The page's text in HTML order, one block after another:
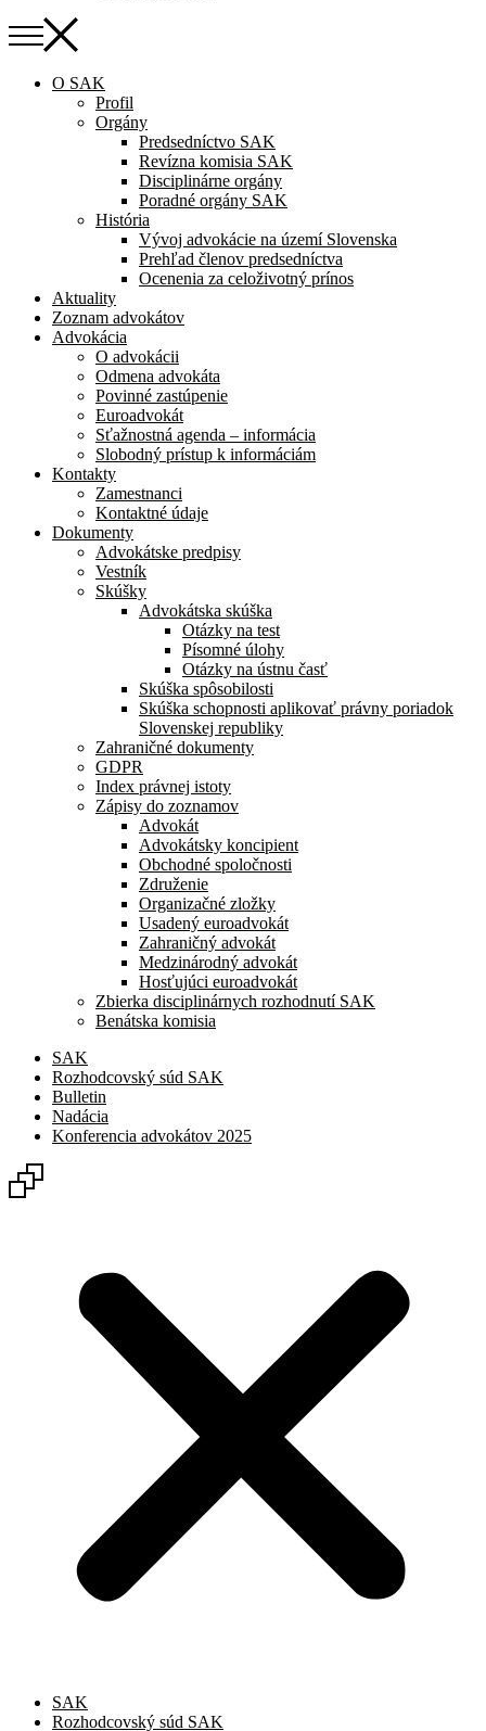
O SAK
Profil
Orgány
Predsedníctvo SAK
Revízna komisia SAK
Disciplinárne orgány
Poradné orgány SAK
História
Vývoj advokácie na území Slovenska
Prehľad členov predsedníctva
Ocenenia za celoživotný prínos
Aktuality
Zoznam advokátov
Advokácia
O advokácii
Odmena advokáta
Povinné zastúpenie
Euroadvokát
Sťažnostná agenda – informácia
Slobodný prístup k informáciám
Kontakty
Zamestnanci
Kontaktné údaje
Dokumenty
Advokátske predpisy
Vestník
Skúšky
Advokátska skúška
Otázky na test
Písomné úlohy
Otázky na ústnu časť
Skúška spôsobilosti
Skúška schopnosti aplikovať právny poriadok
Slovenskej republiky
Zahraničné dokumenty
GDPR
Index právnej istoty
Zápisy do zoznamov
Advokát
Advokátsky koncipient
Obchodné spoločnosti
Združenie
Organizačné zložky
Usadený euroadvokát
Zahraničný advokát
Medzinárodný advokát
Hosťujúci euroadvokát
Zbierka disciplinárnych rozhodnutí SAK
Benátska komisia
SAK
Rozhodcovský súd SAK
Bulletin
Nadácia
Konferencia advokátov 2025
SAK
Rozhodcovský súd SAK